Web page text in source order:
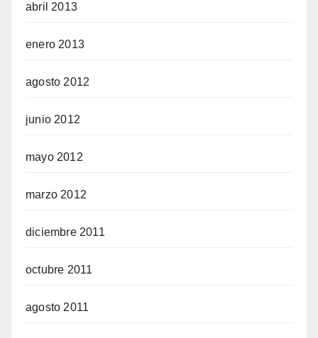
abril 2013
enero 2013
agosto 2012
junio 2012
mayo 2012
marzo 2012
diciembre 2011
octubre 2011
agosto 2011